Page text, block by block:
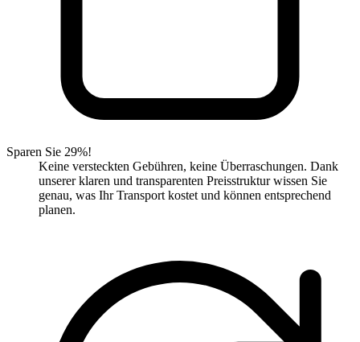
Sparen Sie 29%!
Keine versteckten Gebühren, keine Überraschungen. Dank
unserer klaren und transparenten Preisstruktur wissen Sie
genau, was Ihr Transport kostet und können entsprechend
planen.